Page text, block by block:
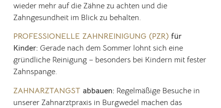
wieder mehr auf die Zähne zu achten und die
Zahngesundheit im Blick zu behalten.
PROFESSIONELLE ZAHNREINIGUNG (PZR)für
Kinder: Gerade nach dem Sommer lohnt sich eine
gründliche Reinigung – besonders bei Kindern mit fester
Zahnspange.
ZAHNARZTANGST abbauen: Regelmäßige Besuche in
unserer Zahnarztpraxis in Burgwedel machen das